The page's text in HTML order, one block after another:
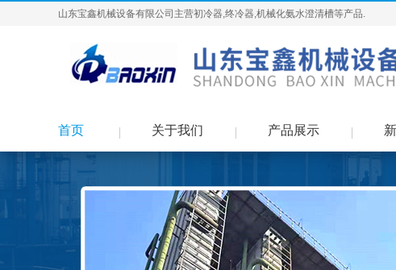
山东宝鑫机械设备有限公司主营初冷器,终冷器,机械化氨水澄清槽等产品.
首页 关于我们 产品展示